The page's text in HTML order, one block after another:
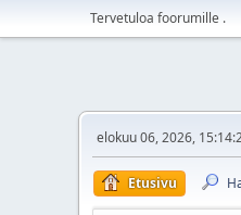
Tervetuloa foorumille .
elokuu 06, 2026,
Etusivu